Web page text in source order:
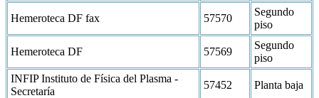
Hemeroteca DF fax 57570
Segundo
piso
Hemeroteca DF 57569
Segundo
piso
INFIP Instituto de Física del Plasma -
Secretaría
57452 Planta baja